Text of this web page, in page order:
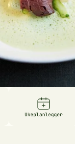
Ukeplanlegger